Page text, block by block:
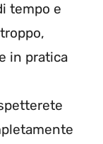
tempo e
in pratica